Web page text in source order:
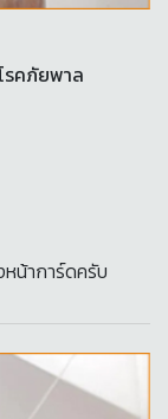
รคภัยพาล
น้าการ์ดครับ